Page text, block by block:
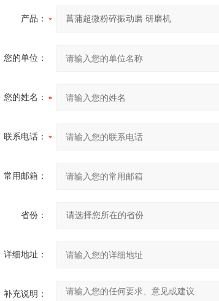
产品：
您的单位：
您的姓名：
联系电话：
常用邮箱：
省份：
详细地址：
补充说明：